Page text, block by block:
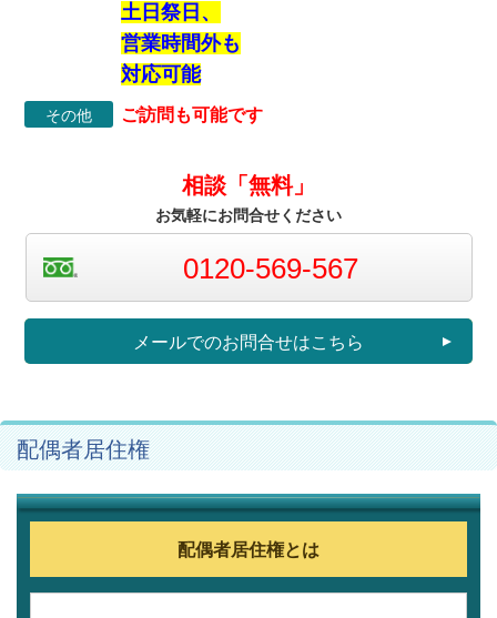
土日祭日、
営業時間外も
対応可能
その他 ご訪問も可能です
相談「無料」
お気軽にお問合せください
0120-569-567
メールでのお問合せはこちら
配偶者居住権
配偶者居住権とは